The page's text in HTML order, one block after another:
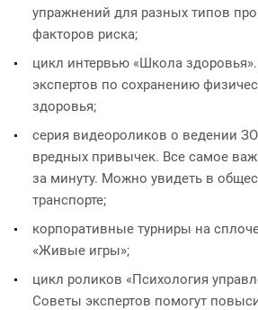
упражнений для разных типов
факторов риска;
цикл интервью «Школа
экспертов по сохранению
здоровья;
серия видеороликов о ведении
вредных привычек. Все самое
за минуту. Можно увидеть в
транспорте;
корпоративные турниры на
«Живые игры»;
цикл роликов «Психология
Советы экспертов помогут